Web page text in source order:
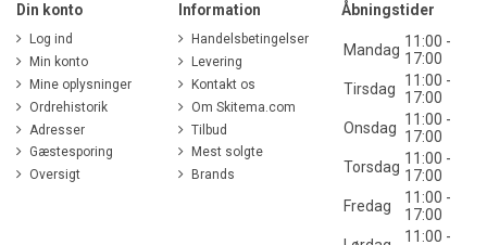
Din konto
Log ind
Min konto
Mine oplysninger
Ordrehistorik
Adresser
Gæstesporing
Oversigt
Information
Handelsbetingelser
Levering
Kontakt os
Om Skitema.com
Tilbud
Mest solgte
Brands
Åbningstider
Mandag 11:00 -
17:00
Tirsdag
11:00 -
17:00
Onsdag 11:00 -
17:00
Torsdag 11:00 -
17:00
Fredag
11:00 -
17:00
11:00 -